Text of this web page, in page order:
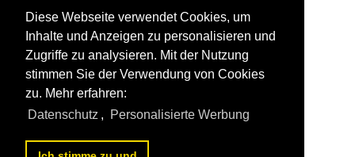
Diese Webseite verwendet Cookies, um
Inhalte und Anzeigen zu personalisieren und
Zugriffe zu analysieren. Mit der Nutzung
stimmen Sie der Verwendung von Cookies
zu. Mehr erfahren:
Datenschutz , Personalisierte Werbung